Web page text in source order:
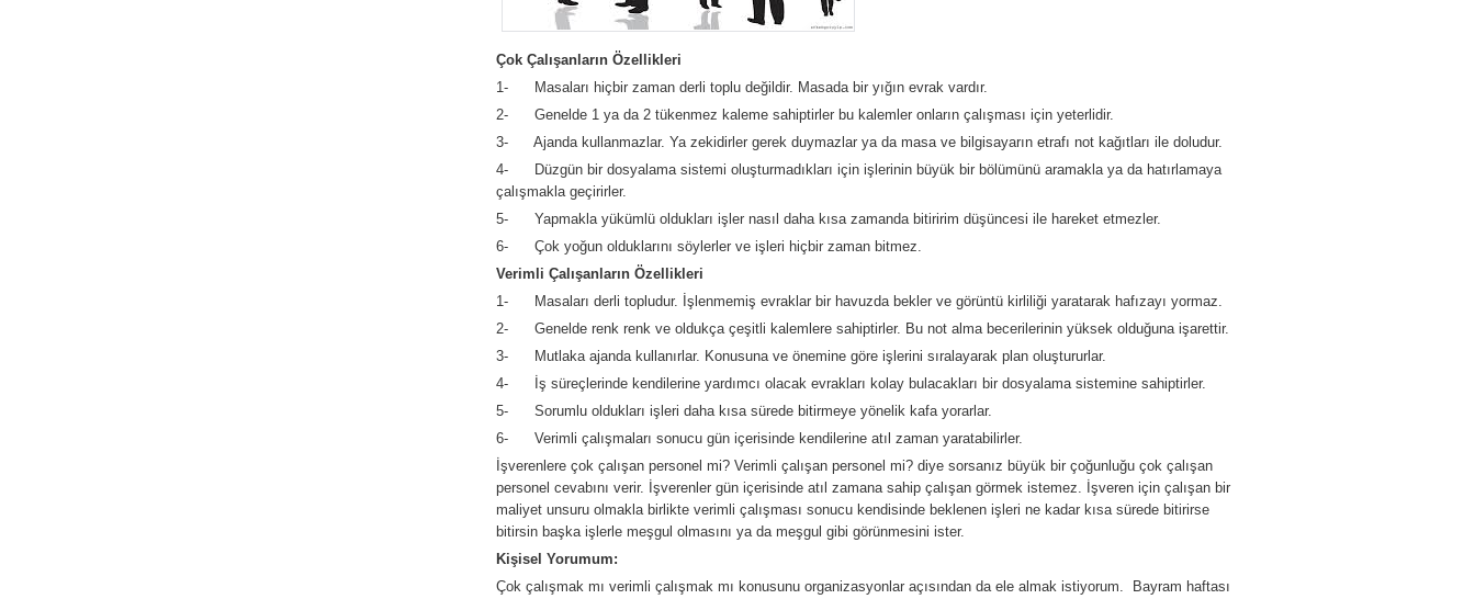
Çok Çalışanların Özellikleri
1- Masaları hiçbir zaman derli toplu değildir. Masada bir yığın evrak vardır.
2- Genelde 1 ya da 2 tükenmez kaleme sahiptirler bu kalemler onların çalışması için yeterlidir.
3- Ajanda kullanmazlar. Ya zekidirler gerek duymazlar ya da masa ve bilgisayarın etrafı not kağıtları ile doludur.
4- Düzgün bir dosyalama sistemi oluşturmadıkları için işlerinin büyük bir bölümünü aramakla ya da hatırlamaya
çalışmakla geçirirler.
5- Yapmakla yükümlü oldukları işler nasıl daha kısa zamanda bitiririm düşüncesi ile hareket etmezler.
6- Çok yoğun olduklarını söylerler ve işleri hiçbir zaman bitmez.
Verimli Çalışanların Özellikleri
1- Masaları derli topludur. İşlenmemiş evraklar bir havuzda bekler ve görüntü kirliliği yaratarak hafızayı yormaz.
2- Genelde renk renk ve oldukça çeşitli kalemlere sahiptirler. Bu not alma becerilerinin yüksek olduğuna işarettir.
3- Mutlaka ajanda kullanırlar. Konusuna ve önemine göre işlerini sıralayarak plan oluştururlar.
4- İş süreçlerinde kendilerine yardımcı olacak evrakları kolay bulacakları bir dosyalama sistemine sahiptirler.
5- Sorumlu oldukları işleri daha kısa sürede bitirmeye yönelik kafa yorarlar.
6- Verimli çalışmaları sonucu gün içerisinde kendilerine atıl zaman yaratabilirler.
İşverenlere çok çalışan personel mi? Verimli çalışan personel mi? diye sorsanız büyük bir çoğunluğu çok çalışan
personel cevabını verir. İşverenler gün içerisinde atıl zamana sahip çalışan görmek istemez. İşveren için çalışan bir
maliyet unsuru olmakla birlikte verimli çalışması sonucu kendisinde beklenen işleri ne kadar kısa sürede bitirirse
bitirsin başka işlerle meşgul olmasını ya da meşgul gibi görünmesini ister.
Kişisel Yorumum:
Çok çalışmak mı verimli çalışmak mı konusunu organizasyonlar açısından da ele almak istiyorum. Bayram haftası